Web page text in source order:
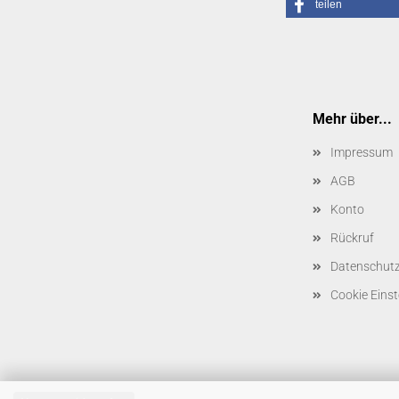
teilen
Mehr über...
Impressum
AGB
Konto
Rückruf
Datenschutz
Cookie